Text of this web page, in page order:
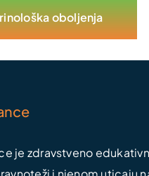
oboljenja
je zdravstveno